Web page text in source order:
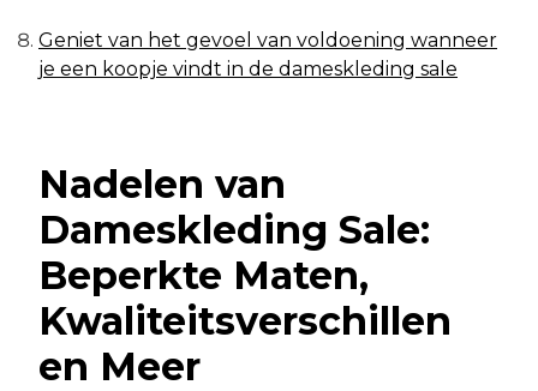
Geniet van het gevoel van voldoening wanneer
je een koopje vindt in de dameskleding sale
Nadelen van
Dameskleding Sale:
Beperkte Maten,
Kwaliteitsverschillen
en Meer